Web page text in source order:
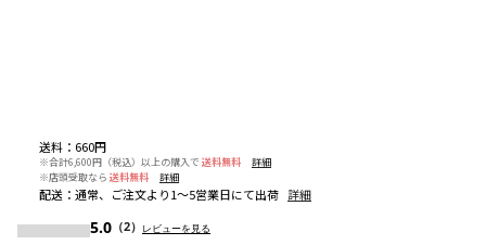
送料 ： 660円
※合計6,600円（税込）以上の購入で 送料無料
詳細
※店頭受取なら 送料無料 詳細
配送 ： 通常、ご注文より1～5営業日にて出荷 詳細
5.0 （2） レビューを見る